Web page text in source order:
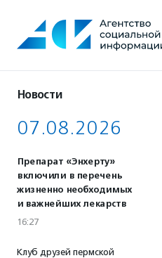
содержанию
Новости
07.08.2026
Препарат «Энхерту»
включили в перечень
жизненно необходимых
и важнейших лекарств
16:27
Клуб друзей пермской